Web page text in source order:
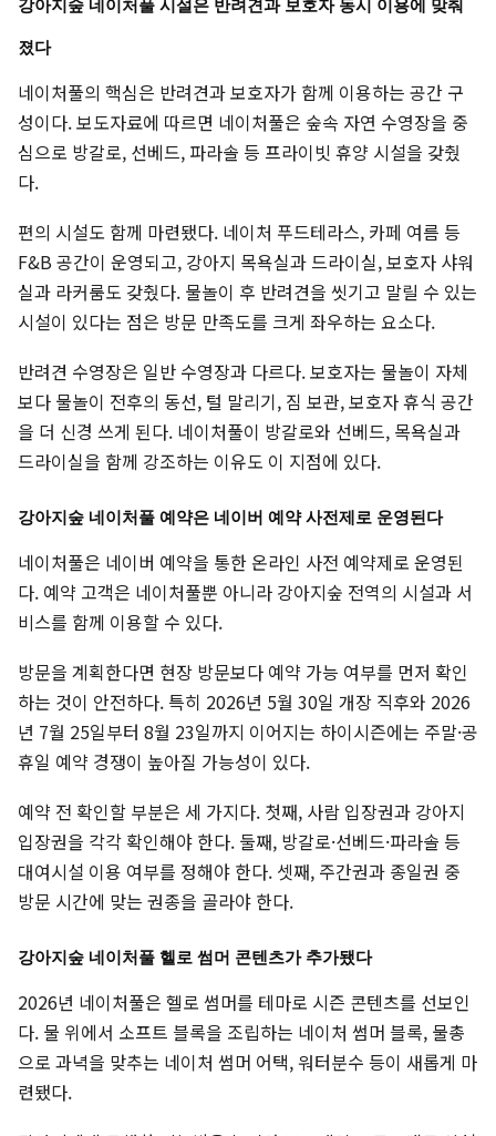
강아지숲 네이처풀 시설은 반려견과 보호자 동시 이용에 맞춰
졌다
네이처풀의 핵심은 반려견과 보호자가 함께 이용하는 공간 구
성이다. 보도자료에 따르면 네이처풀은 숲속 자연 수영장을 중
심으로 방갈로, 선베드, 파라솔 등 프라이빗 휴양 시설을 갖췄
다.
편의 시설도 함께 마련됐다. 네이처 푸드테라스, 카페 여름 등
F&B 공간이 운영되고, 강아지 목욕실과 드라이실, 보호자 샤워
실과 라커룸도 갖췄다. 물놀이 후 반려견을 씻기고 말릴 수 있는
시설이 있다는 점은 방문 만족도를 크게 좌우하는 요소다.
반려견 수영장은 일반 수영장과 다르다. 보호자는 물놀이 자체
보다 물놀이 전후의 동선, 털 말리기, 짐 보관, 보호자 휴식 공간
을 더 신경 쓰게 된다. 네이처풀이 방갈로와 선베드, 목욕실과
드라이실을 함께 강조하는 이유도 이 지점에 있다.
강아지숲 네이처풀 예약은 네이버 예약 사전제로 운영된다
네이처풀은 네이버 예약을 통한 온라인 사전 예약제로 운영된
다. 예약 고객은 네이처풀뿐 아니라 강아지숲 전역의 시설과 서
비스를 함께 이용할 수 있다.
방문을 계획한다면 현장 방문보다 예약 가능 여부를 먼저 확인
하는 것이 안전하다. 특히 2026년 5월 30일 개장 직후와 2026
년 7월 25일부터 8월 23일까지 이어지는 하이시즌에는 주말·공
휴일 예약 경쟁이 높아질 가능성이 있다.
예약 전 확인할 부분은 세 가지다. 첫째, 사람 입장권과 강아지
입장권을 각각 확인해야 한다. 둘째, 방갈로·선베드·파라솔 등
대여시설 이용 여부를 정해야 한다. 셋째, 주간권과 종일권 중
방문 시간에 맞는 권종을 골라야 한다.
강아지숲 네이처풀 헬로 썸머 콘텐츠가 추가됐다
2026년 네이처풀은 헬로 썸머를 테마로 시즌 콘텐츠를 선보인
다. 물 위에서 소프트 블록을 조립하는 네이처 썸머 블록, 물총
으로 과녁을 맞추는 네이처 썸머 어택, 워터분수 등이 새롭게 마
련됐다.